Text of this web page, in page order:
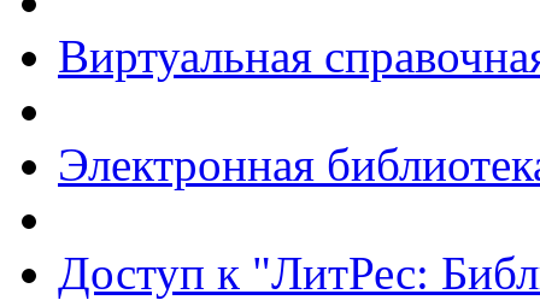
Виртуальная
Электронная
Доступ к "ЛитРес: